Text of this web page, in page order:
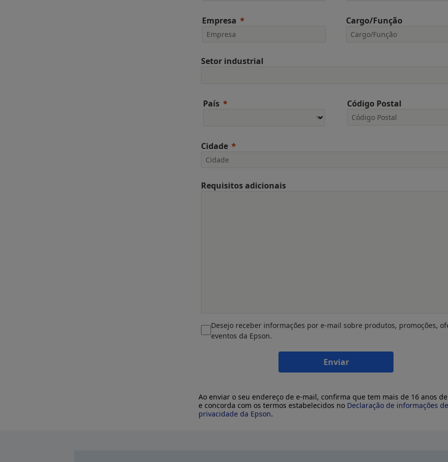
Empresa Cargo/Função
Setor industrial
País Código Postal
Cidade
Requisitos adicionais
Desejo receber informações por e-mail sobre produtos, promoções,
eventos da Epson.
Enviar
Ao enviar o seu endereço de e-mail, confirma que tem mais de 16 anos
e concorda com os termos estabelecidos no Declaração de informações de
privacidade da Epson.